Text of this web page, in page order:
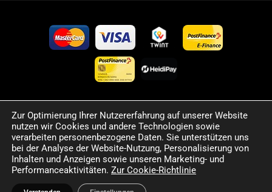
©2024 Happy Sport. Alle auf dieser Website angegebenen
Preise und Informationen sind unverbindlich und können
Fehler sowie Irrtümer enthalten. Wir behalten uns das Recht
vor, jederzeit Änderungen vorzunehmen. Für die Richtigkeit
und Aktualität der bereitgestellten Informationen
übernehmen wir keine Haftung.
Zur Optimierung Ihrer Nutzererfahrung auf unserer Website
nutzen wir Cookies und andere Technologien sowie
verarbeiten personenbezogene Daten. Sie unterstützen uns
bei der Analyse der Website-Nutzung, Personalisierung von
Inhalten und Anzeigen sowie unseren Marketing- und
Performanceaktivitäten. Zur Cookie-Richtlinie